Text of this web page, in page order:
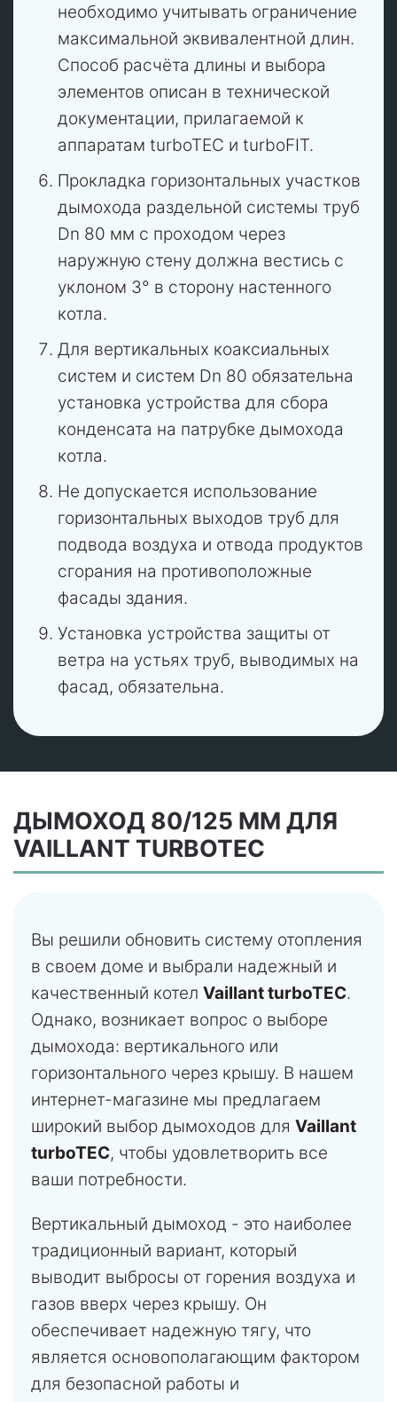
необходимо учитывать ограничение
максимальной эквивалентной длин.
Способ расчёта длины и выбора
элементов описан в технической
документации, прилагаемой к
аппаратам turboTEC и turboFIT.
Прокладка горизонтальных участков
дымохода раздельной системы труб
Dn 80 мм с проходом через
наружную стену должна вестись с
уклоном 3° в сторону настенного
котла.
Для вертикальных коаксиальных
систем и систем Dn 80 обязательна
установка устройства для сбора
конденсата на патрубке дымохода
котла.
Не допускается использование
горизонтальных выходов труб для
подвода воздуха и отвода продуктов
сгорания на противоположные
фасады здания.
Установка устройства защиты от
ветра на устьях труб, выводимых на
фасад, обязательна.
ДЫМОХОД 80/125 ММ ДЛЯ
VAILLANT TURBOTEC
Вы решили обновить систему отопления
в своем доме и выбрали надежный и
качественный котел Vaillant turboTEC.
Однако, возникает вопрос о выборе
дымохода: вертикального или
горизонтального через крышу. В нашем
интернет-магазине мы предлагаем
широкий выбор дымоходов для Vaillant
turboTEC, чтобы удовлетворить все
ваши потребности.
Вертикальный дымоход - это наиболее
традиционный вариант, который
выводит выбросы от горения воздуха и
газов вверх через крышу. Он
обеспечивает надежную тягу, что
является основополагающим фактором
для безопасной работы и